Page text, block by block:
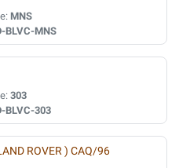
MNS
BLVC-MNS
303
BLVC-303
ROVER ) CAQ/96